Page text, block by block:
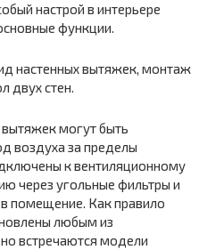
настрой в интерьере
функции.
настенных вытяжек, монтаж
двух стен.
могут быть
воздуха за пределы
к вентиляционному
через угольные фильтры и
помещение. Как правило
любым из
встречаются модели